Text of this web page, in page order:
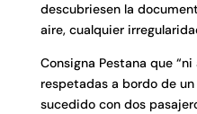
descubriesen la
aire, cualquier
Consigna Pestana que
respetadas a bordo de
sucedido con dos